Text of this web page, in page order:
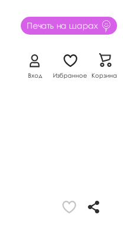
Печать на шарах
Вход Избранное Корзина